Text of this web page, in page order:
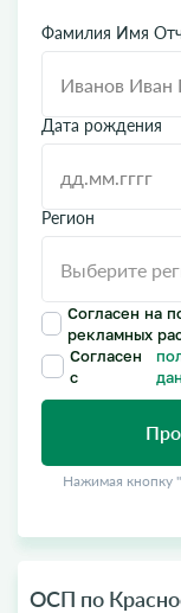
Фамилия Имя
Дата рождения
Регион
Согласен на
рекламных
Согласен
с
Нажимая кнопку
ОСП по